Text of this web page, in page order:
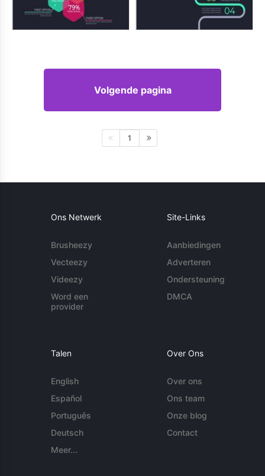
Volgende pagina
1
Ons Netwerk
Brusheezy
Vecteezy
Videezy
Word een
provider
Site-Links
Aanbiedingen
Adverteren
Ondersteuning
DMCA
Talen
English
Español
Português
Deutsch
Meer...
Over Ons
Over ons
Ons team
Onze blog
Contact